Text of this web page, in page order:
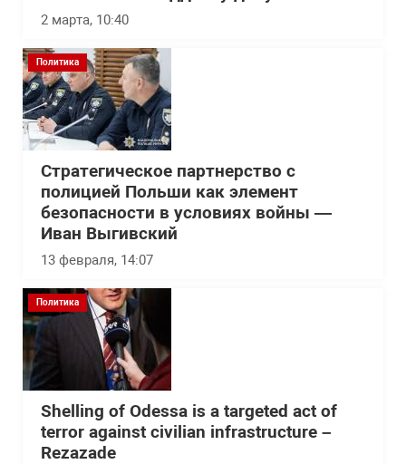
2 марта, 10:40
Политика
Стратегическое партнерство с
полицией Польши как элемент
безопасности в условиях войны —
Иван Выгивский
13 февраля, 14:07
Политика
Shelling of Odessa is a targeted act of
terror against civilian infrastructure –
Rezazade